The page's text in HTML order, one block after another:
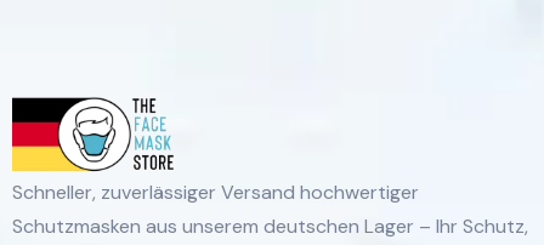
Schneller, zuverlässiger Versand hochwertiger
Schutzmasken aus unserem deutschen Lager – Ihr Schutz,